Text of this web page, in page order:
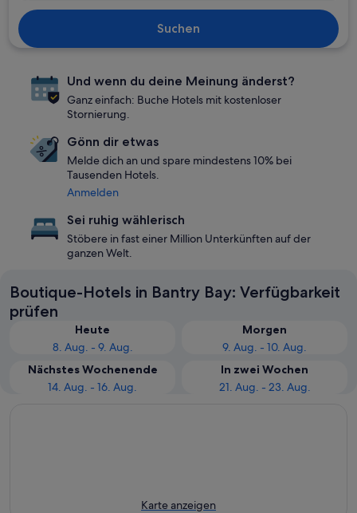
Suchen
Und wenn du deine Meinung änderst?
Ganz einfach: Buche Hotels mit kostenloser
Stornierung.
Gönn dir etwas
Melde dich an und spare mindestens 10% bei
Tausenden Hotels.
Anmelden
Sei ruhig wählerisch
Stöbere in fast einer Million Unterkünften auf der
ganzen Welt.
Boutique-Hotels in Bantry Bay: Verfügbarkeit
prüfen
Heute
8. Aug. - 9. Aug.
Morgen
9. Aug. - 10. Aug.
Nächstes Wochenende
14. Aug. - 16. Aug.
In zwei Wochen
21. Aug. - 23. Aug.
Karte anzeigen